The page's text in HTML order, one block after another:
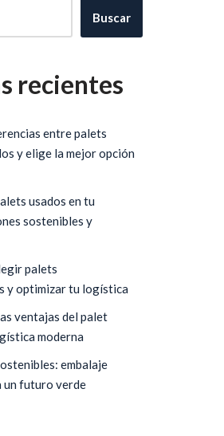
Buscar
recientes
entre palets
y elige la mejor opción
usados en tu
sostenibles y
palets
y optimizar tu logística
ventajas del palet
moderna
embalaje
un futuro verde